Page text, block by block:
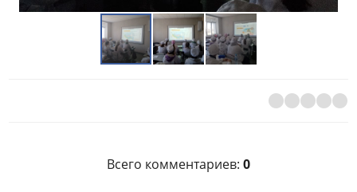
Всего комментариев: 0